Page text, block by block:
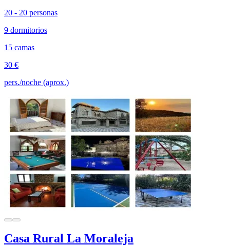
20 - 20 personas
9 dormitorios
15 camas
30 €
pers./noche (aprox.)
Casa Rural La Moraleja